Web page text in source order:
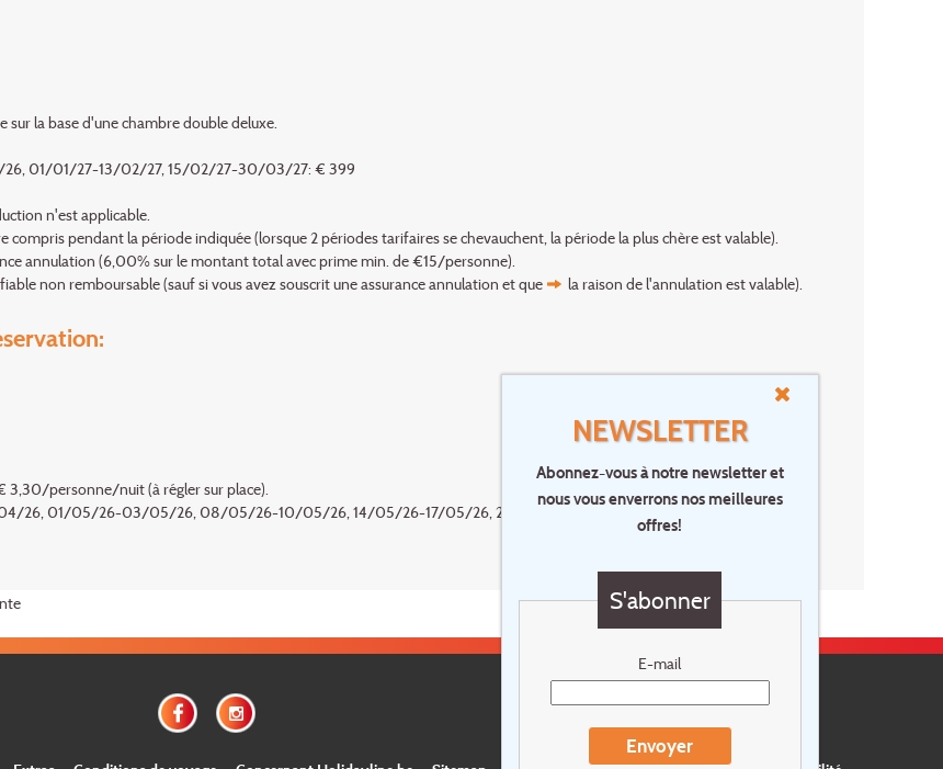
NEWSLETTER
Abonnez-vous à notre newsletter et
nous vous enverrons nos meilleures
offres!
S'abonner
E-mail
Envoyer
sur la base d'une chambre double deluxe.
26, 01/01/27-13/02/27, 15/02/27-30/03/27: € 399
n'est applicable.
compris pendant la période indiquée (lorsque 2 périodes tarifaires se chevauchent, la période la plus chère est valable).
annulation (6,00% sur le montant total avec prime min. de €15/personne).
non remboursable (sauf si vous avez souscrit une assurance annulation et que
la raison de l'annulation est valable).
3,30/personne/nuit (à régler sur place).
26, 01/05/26-03/05/26, 08/05/26-10/05/26, 14/05/26-17/05/26, 23/05/26-25/05/26: min. 3 nuits.